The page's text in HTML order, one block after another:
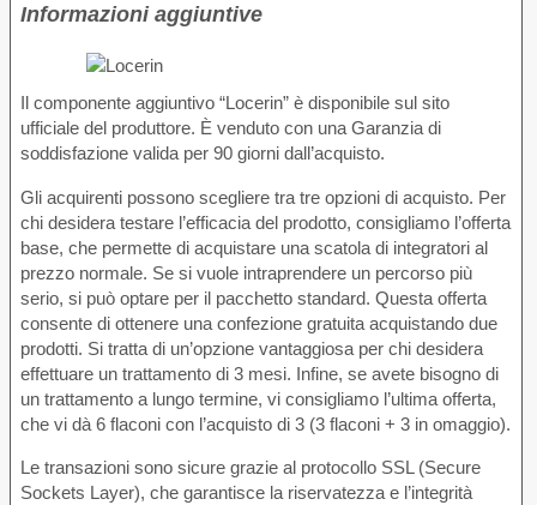
Informazioni aggiuntive
Il componente aggiuntivo “Locerin” è disponibile sul sito
ufficiale del produttore. È venduto con una Garanzia di
soddisfazione valida per 90 giorni dall’acquisto.
Gli acquirenti possono scegliere tra tre opzioni di acquisto. Per
chi desidera testare l’efficacia del prodotto, consigliamo l’offerta
base, che permette di acquistare una scatola di integratori al
prezzo normale. Se si vuole intraprendere un percorso più
serio, si può optare per il pacchetto standard. Questa offerta
consente di ottenere una confezione gratuita acquistando due
prodotti. Si tratta di un’opzione vantaggiosa per chi desidera
effettuare un trattamento di 3 mesi. Infine, se avete bisogno di
un trattamento a lungo termine, vi consigliamo l’ultima offerta,
che vi dà 6 flaconi con l’acquisto di 3 (3 flaconi + 3 in omaggio).
Le transazioni sono sicure grazie al protocollo SSL (Secure
Sockets Layer), che garantisce la riservatezza e l’integrità